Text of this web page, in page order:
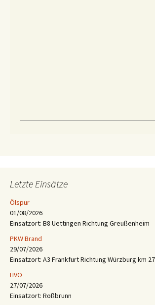
Letzte Einsätze
Ölspur
01/08/2026
Einsatzort: B8 Uettingen Richtung Greußenheim
PKW Brand
29/07/2026
Einsatzort: A3 Frankfurt Richtung Würzburg km
HVO
27/07/2026
Einsatzort: Roßbrunn